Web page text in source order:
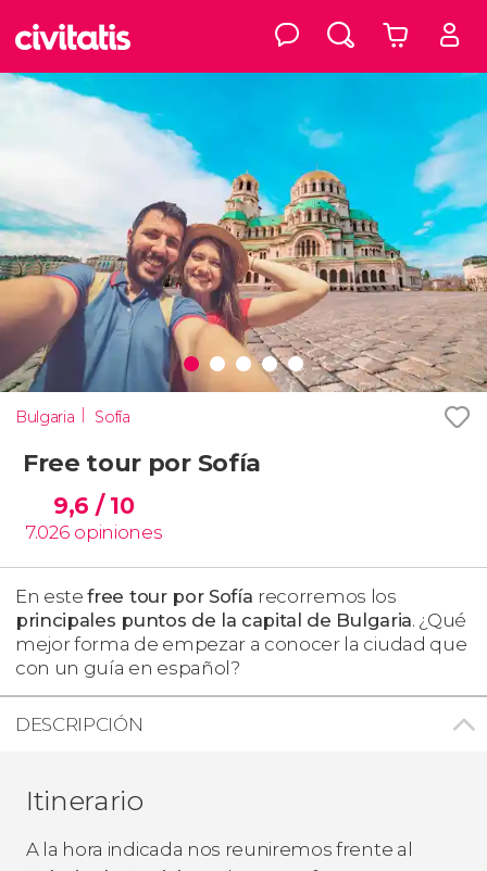
Bulgaria Sofía
Free tour por Sofía
9,6 / 10
7.026 opiniones
En estefree tour por Sofía recorremos los
principales puntos de la capital de Bulgaria. ¿Qué
mejor forma de empezar a conocer la ciudad que
con un guía en español?
DESCRIPCIÓN
Itinerario
A la hora indicada nos reuniremos frente al